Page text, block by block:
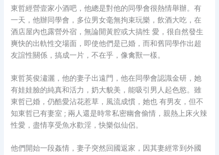
東哲經營壹家小酒吧，他總是對他的同學會很熱情舉辦。有
一天，他辦同學會，多位男女毫無拘束玩樂，飲酒大吃，在
酒店屋內也露營外宿，無論開黃腔或大搞性 愛，很自然發生
爽快的出軌性交場面，即使他們是已婚，而和舊同學作出超
友誼性關係，搞成一片，不在乎，像禽獸一樣。
東哲英俊潚灑，他的妻子出遠門，他在同學會認識金研，她
有娃娃臉的純真和活力，奶大貌美，能吸引男人起色慾。雖
東哲已婚，仍酷愛沾花惹草，風流成慣，她也 有男友，但不
知東哲已有妻室 ; 兩人還是時常私密幽會偷情，親熱上床火辣
性愛，盡情享受魚水歡淫，快樂似仙侶。
他們開始一段姦情，妻子突然回國返家，因其妻經常到外國